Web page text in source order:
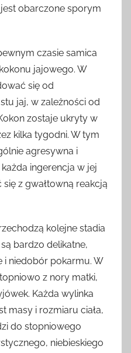
obarczone sporym
czasie samica
jajowego. W
się od
jaj, w zależności od
zostaje ukryty w
kilka tygodni. W tym
agresywna i
ingerencja w jej
z gwałtowną reakcją
kolejne stadia
bardzo delikatne,
i niedobór pokarmu. W
z nory matki,
Każda wylinka
masy i rozmiaru ciała,
do stopniowego
niebieskiego